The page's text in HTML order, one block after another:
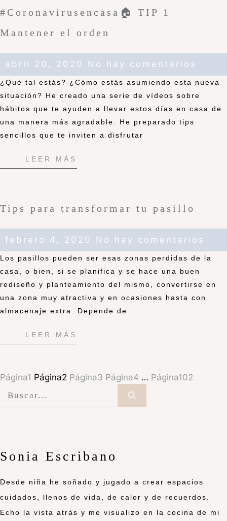
#Coronavirusencasa🏠 TIP 1
Mantener el orden
abril 20, 2020 No hay comentarios
¿Qué tal estás? ¿Cómo estás asumiendo esta nueva
situación? He creado una serie de vídeos sobre
hábitos que te ayuden a llevar estos días en casa de
una manera más agradable. He preparado tips
sencillos que te inviten a disfrutar
LEER MÁS
Tips para transformar tu pasillo
febrero 4, 2020 No hay comentarios
Los pasillos pueden ser esas zonas perdidas de la
casa, o bien, si se planifica y se hace una buen
rediseño y planteamiento del mismo, convertirse en
una zona muy atractiva y en ocasiones hasta con
almacenaje extra. Depende de
LEER MÁS
Página1 Página2 Página3 Página4 … Página102
Sonia Escribano
Desde niña he soñado y jugado a crear espacios
cuidados, llenos de vida, de calor y de recuerdos.
Echo la vista atrás y me visualizo en la cocina de mi